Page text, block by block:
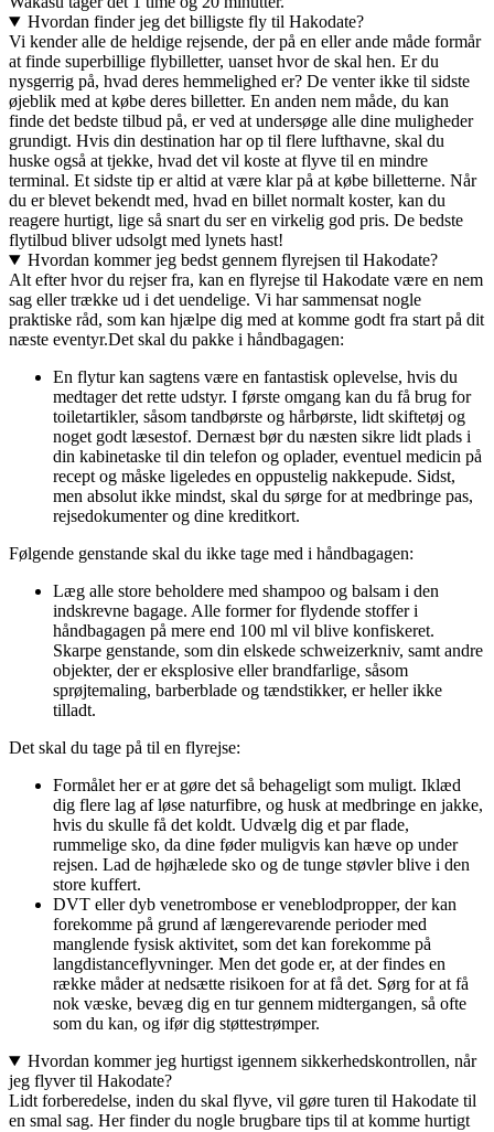
Hvordan finder jeg det billigste fly til Hakodate?
Vi kender alle de heldige rejsende, der på en eller ande måde formår
at finde superbillige flybilletter, uanset hvor de skal hen. Er du
nysgerrig på, hvad deres hemmelighed er? De venter ikke til sidste
øjeblik med at købe deres billetter. En anden nem måde, du kan
finde det bedste tilbud på, er ved at undersøge alle dine muligheder
grundigt. Hvis din destination har op til flere lufthavne, skal du
huske også at tjekke, hvad det vil koste at flyve til en mindre
terminal. Et sidste tip er altid at være klar på at købe billetterne. Når
du er blevet bekendt med, hvad en billet normalt koster, kan du
reagere hurtigt, lige så snart du ser en virkelig god pris. De bedste
flytilbud bliver udsolgt med lynets hast!
Hvordan kommer jeg bedst gennem flyrejsen til Hakodate?
Alt efter hvor du rejser fra, kan en flyrejse til Hakodate være en nem
sag eller trække ud i det uendelige. Vi har sammensat nogle
praktiske råd, som kan hjælpe dig med at komme godt fra start på dit
næste eventyr.Det skal du pakke i håndbagagen:
En flytur kan sagtens være en fantastisk oplevelse, hvis du
medtager det rette udstyr. I første omgang kan du få brug for
toiletartikler, såsom tandbørste og hårbørste, lidt skiftetøj og
noget godt læsestof. Dernæst bør du næsten sikre lidt plads i
din kabinetaske til din telefon og oplader, eventuel medicin på
recept og måske ligeledes en oppustelig nakkepude. Sidst,
men absolut ikke mindst, skal du sørge for at medbringe pas,
rejsedokumenter og dine kreditkort.
Følgende genstande skal du ikke tage med i håndbagagen:
Læg alle store beholdere med shampoo og balsam i den
indskrevne bagage. Alle former for flydende stoffer i
håndbagagen på mere end 100 ml vil blive konfiskeret.
Skarpe genstande, som din elskede schweizerkniv, samt andre
objekter, der er eksplosive eller brandfarlige, såsom
sprøjtemaling, barberblade og tændstikker, er heller ikke
tilladt.
Det skal du tage på til en flyrejse:
Formålet her er at gøre det så behageligt som muligt. Iklæd
dig flere lag af løse naturfibre, og husk at medbringe en jakke,
hvis du skulle få det koldt. Udvælg dig et par flade,
rummelige sko, da dine føder muligvis kan hæve op under
rejsen. Lad de højhælede sko og de tunge støvler blive i den
store kuffert.
DVT eller dyb venetrombose er veneblodpropper, der kan
forekomme på grund af længerevarende perioder med
manglende fysisk aktivitet, som det kan forekomme på
langdistanceflyvninger. Men det gode er, at der findes en
række måder at nedsætte risikoen for at få det. Sørg for at få
nok væske, bevæg dig en tur gennem midtergangen, så ofte
som du kan, og ifør dig støttestrømper.
Hvordan kommer jeg hurtigst igennem sikkerhedskontrollen, når
jeg flyver til Hakodate?
Lidt forberedelse, inden du skal flyve, vil gøre turen til Hakodate til
en smal sag. Her finder du nogle brugbare tips til at komme hurtigt